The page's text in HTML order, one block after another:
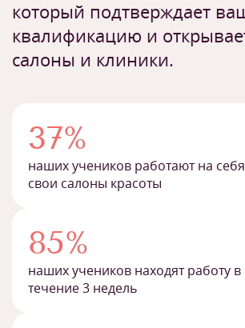
который подтверждает
квалификацию и
салоны и клиники.
37%
наших учеников работают на
свои салоны красоты
85%
наших учеников находят работу
течение 3 недель